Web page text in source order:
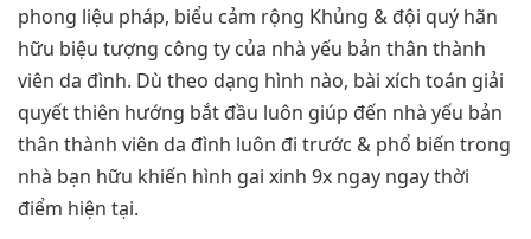
phong liệu pháp, biểu cảm rộng Khủng & đội quý hãn
hữu biệu tượng công ty của nhà yếu bản thân thành
viên da đình. Dù theo dạng hình nào, bài xích toán giải
quyết thiên hướng bắt đầu luôn giúp đến nhà yếu bản
thân thành viên da đình luôn đi trước & phổ biến trong
nhà bạn hữu khiến hình gai xinh 9x ngay ngay thời
điểm hiện tại.